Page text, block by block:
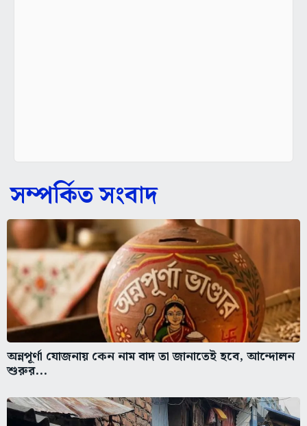
সম্পর্কিত সংবাদ
অন্নপূর্ণা যোজনায় কেন নাম বাদ তা জানাতেই হবে, আন্দোলন
শুরুর...